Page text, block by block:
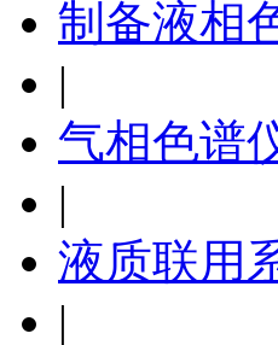
制备液相
|
气相色谱
|
液质联用
|